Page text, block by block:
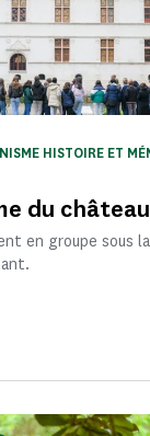
du
HISTOIRE ET
en groupe sous